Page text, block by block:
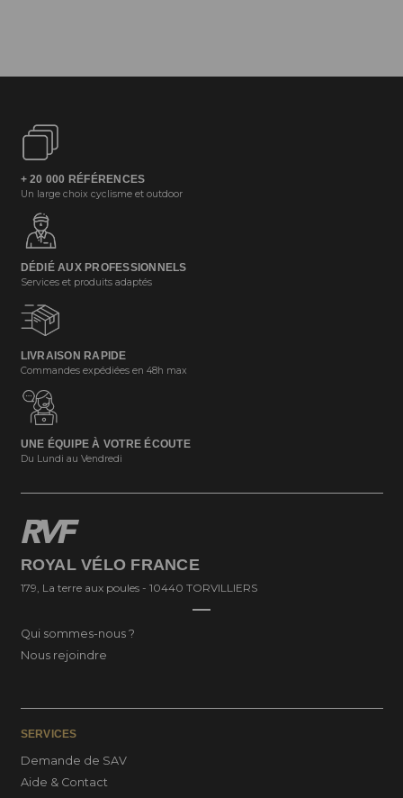
+ 20 000 RÉFÉRENCES
Un large choix cyclisme et outdoor
DÉDIÉ AUX PROFESSIONNELS
Services et produits adaptés
LIVRAISON RAPIDE
Commandes expédiées en 48h max
UNE ÉQUIPE À VOTRE ÉCOUTE
Du Lundi au Vendredi
ROYAL VÉLO FRANCE
179, La terre aux poules - 10440 TORVILLIERS
Qui sommes-nous ?
Nous rejoindre
SERVICES
Demande de SAV
Aide & Contact